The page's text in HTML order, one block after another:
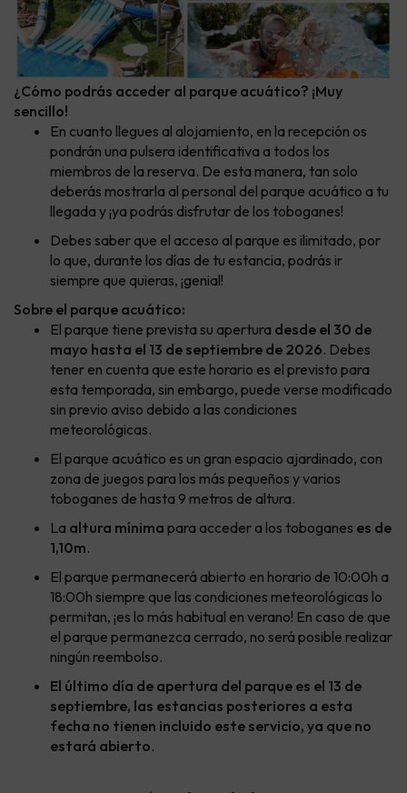
¿Cómo podrás acceder al parque acuático? ¡Muy
sencillo!
En cuanto llegues al alojamiento, en la recepción os
pondrán una pulsera identificativa a todos los
miembros de la reserva. De esta manera, tan solo
deberás mostrarla al personal del parque acuático a tu
llegada y ¡ya podrás disfrutar de los toboganes!
Debes saber que el acceso al parque es ilimitado, por
lo que, durante los días de tu estancia, podrás ir
siempre que quieras, ¡genial!
Sobre el parque acuático:
El parque tiene prevista su apertura desde el 30 de
mayo hasta el 13 de septiembre de 2026. Debes
tener en cuenta que este horario es el previsto para
esta temporada, sin embargo, puede verse modificado
sin previo aviso debido a las condiciones
meteorológicas.
El parque acuático es un gran espacio ajardinado, con
zona de juegos para los más pequeños y varios
toboganes de hasta 9 metros de altura.
La altura mínima para acceder a los toboganes es de
1,10m.
El parque permanecerá abierto en horario de 10:00h a
18:00h siempre que las condiciones meteorológicas lo
permitan, ¡es lo más habitual en verano! En caso de que
el parque permanezca cerrado, no será posible realizar
ningún reembolso.
El último día de apertura del parque es el 13 de
septiembre, las estancias posteriores a esta
fecha no tienen incluido este servicio, ya que no
estará abierto.